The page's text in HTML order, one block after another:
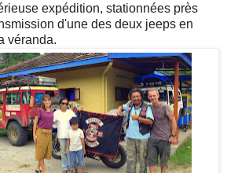
expédition, stationnées près
d'une des deux jeeps en
véranda.